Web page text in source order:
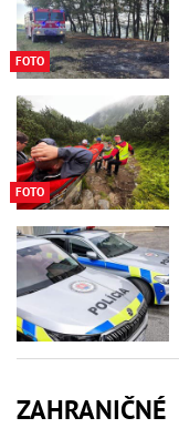
FOTO
FOTO
ZAHRANIČNÉ